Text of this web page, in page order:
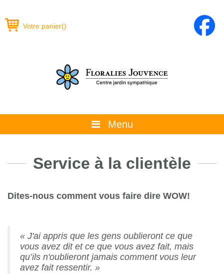
Votre panier()
Menu
La boutique
Calendrier horticole
Emplois
Service à la clientèle
Dites-nous comment vous faire dire WOW!
« J'ai appris que les gens oublieront ce que
vous avez dit et ce que vous avez fait, mais
qu’ils n'oublieront jamais comment vous leur
avez fait ressentir. »